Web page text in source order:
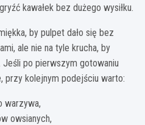
kawałek bez dużego wysiłku.
by pulpet dało się bez
ale nie na tyle krucha, by
Jeśli po pierwszym gotowaniu
przy kolejnym podejściu warto:
warzywa,
owsianych,